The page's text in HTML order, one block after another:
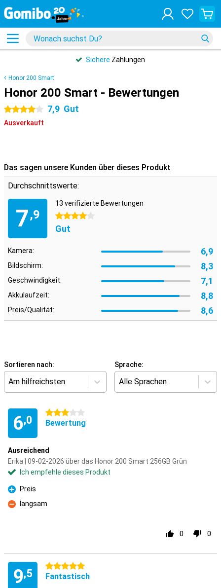
Sichere Zahlungen
Honor 200 Smart
Honor 200 Smart - Bewertungen
4 Sterne 7,9 Gut
Ausverkauft
Das sagen unsere Kunden über dieses Produkt
Durchschnittswerte:
7,9
13 verifizierte Bewertungen
4 Sterne
Gut
Kamera: 6,9
Bildschirm: 8,3
Geschwindigkeit: 7,1
Akkulaufzeit: 8,8
Preis/Qualität: 8,6
Sortieren nach:
Am hilfreichsten
Sprache:
Alle Sprachen
6,0
3 Sterne
Bewertung
Ausreichend
Erika | 09-02-2026 über das Honor 200 Smart 256GB Grün
Ich empfehle dieses Produkt
Pro
Preis
Kontra
langsam
0 0
9,5
5 Sterne
Fantastisch